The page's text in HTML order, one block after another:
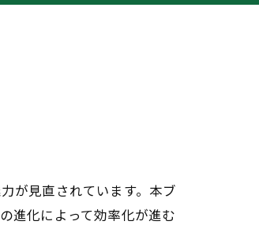
が見直されています。本ブ
進化によって効率化が進む